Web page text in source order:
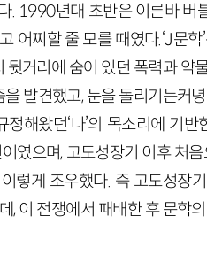
. 1990년대 초반은 이른바 버
찌할 줄 모를 때였다.‘J문학
거리에 숨어 있던 폭력과 약
발견했고, 눈을 돌리기는커
해왔던‘나’의 목소리에 기반
으며, 고도성장기 이후 처음
렇게 조우했다. 즉 고도성장
, 이 전쟁에서 패배한 후 문학